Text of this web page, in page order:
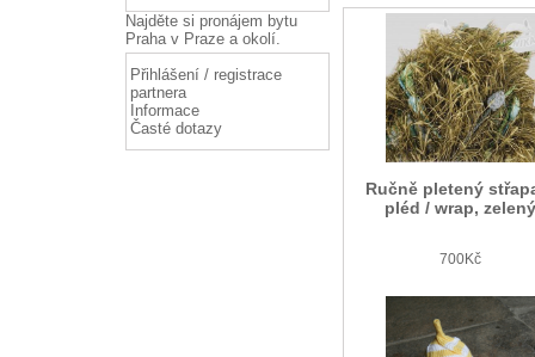
Najděte si pronájem bytu
Prahav Praze a okolí.
Přihlášení / registrace
partnera
Informace
Časté dotazy
Ručně pletený
pléd / wrap, zelený
700Kč